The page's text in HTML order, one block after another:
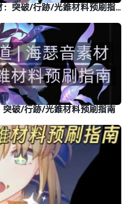
崩壞：星穹鐵道 | 刻律德菈素材：突破/行跡/光錐材料预刷指南
突破/行跡/光錐材料预刷指南